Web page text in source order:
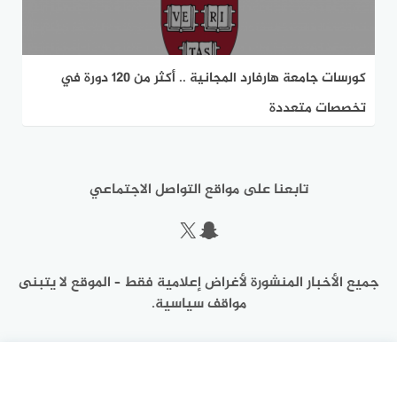
كورسات جامعة هارفارد المجانية .. أكثر من 120 دورة في
تخصصات متعددة
تابعنا على مواقع التواصل الاجتماعي
سناب شات
إكس
جميع الأخبار المنشورة لأغراض إعلامية فقط – الموقع لا يتبنى
مواقف سياسية.